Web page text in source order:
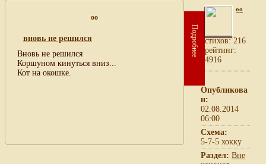
oo
вновь не решился
Вновь не решился
Коршуном кинуться вниз...
Кот на окошке.
Подробнее
oo
cтихов: 216
рейтинг:
4916
Опубликова
н:
02.08.2014
06:00
Схема:
5-7-5 хокку
Раздел: Вне